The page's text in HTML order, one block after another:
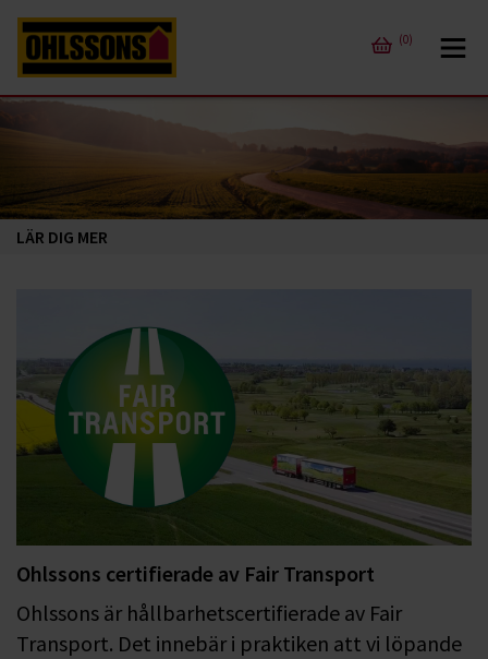
(0)
LÄR DIG MER
Ohlssons certifierade av Fair Transport
Ohlssons är hållbarhetscertifierade av Fair
Transport. Det innebär i praktiken att vi löpande